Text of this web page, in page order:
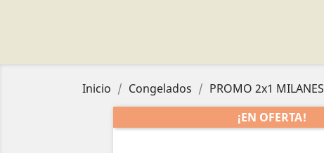
Inicio Congelados
PROMO 2x1
¡EN OFERTA!